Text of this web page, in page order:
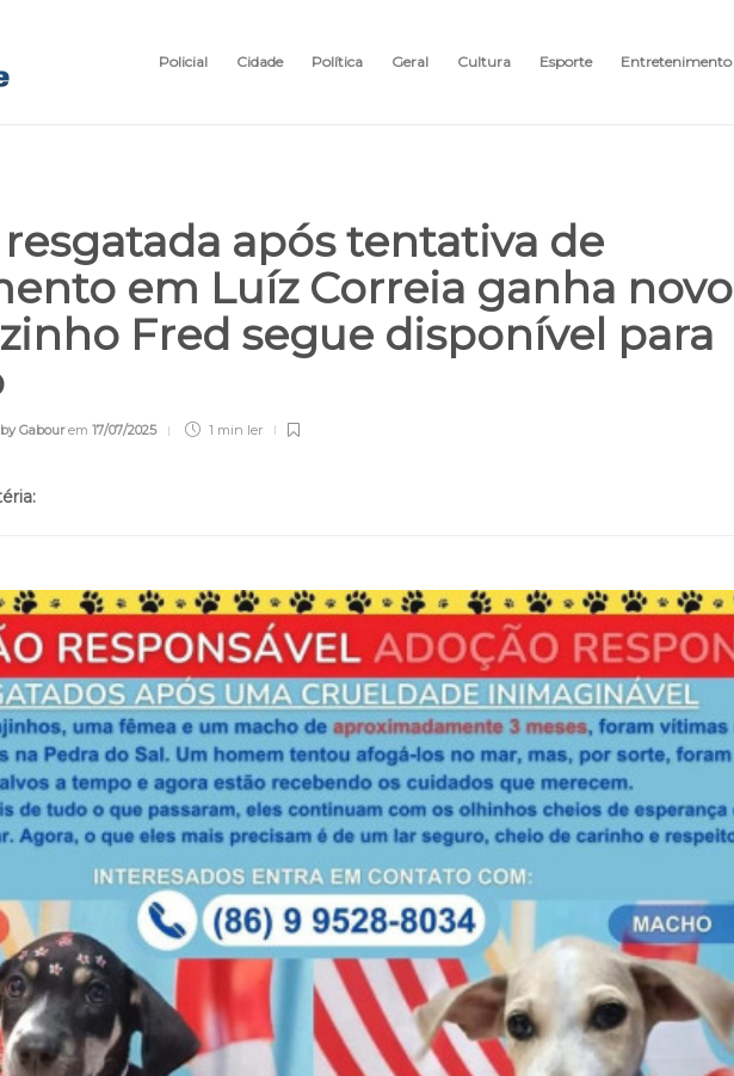
Policial Cidade Política Geral Cultura Esporte Entretenimento
após tentativa de
em Luíz Correia ganha novo
Fred segue disponível para
Gabourem 17/07/2025 1 min ler